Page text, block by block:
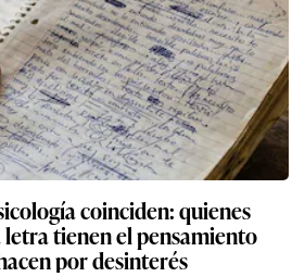
coinciden: quienes
tienen el pensamiento
por desinterés